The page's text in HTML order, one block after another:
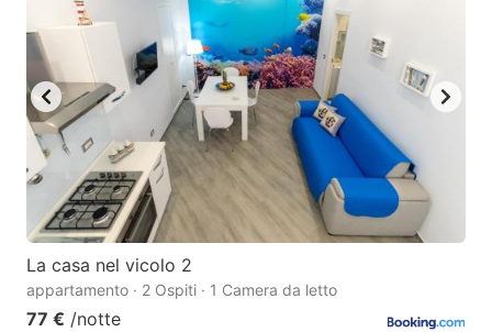
La casa nel vicolo 2
appartamento · 2 Ospiti · 1 Camera da letto
77 € /notte